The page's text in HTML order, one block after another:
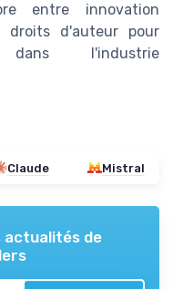
entre innovation
droits d'auteur pour
dans l'industrie
Claude Mistral
actualités de